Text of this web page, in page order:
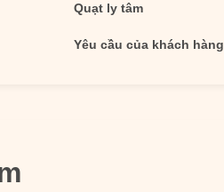
Quạt ly tâm
Yêu cầu của khách hàng